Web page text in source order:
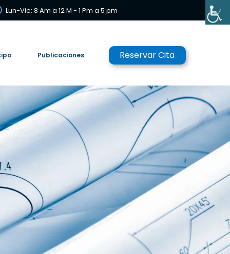
Lun-Vie: 8 Am a 12 M - 1 Pm a 5 pm
Publicaciones Reservar Cita